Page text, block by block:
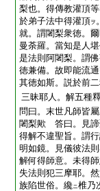
梨也。得傳教灌頂
於弟子法中得灌頂ヲ
就。謂闍梨衆徳。
曼荼羅。當知是人
是法則阿闍梨。謂
徳兼備。故即能流
其徳如斯。説於前
三昧耶人。解五種
問曰。末世凡師皆
闍梨歟 答曰。見諦
得解不違聖旨。謂
明如鏡。見儀彼法
解何得師意。未得
失法則犯三摩耶。
族陷世俗。纔ニ椎乃